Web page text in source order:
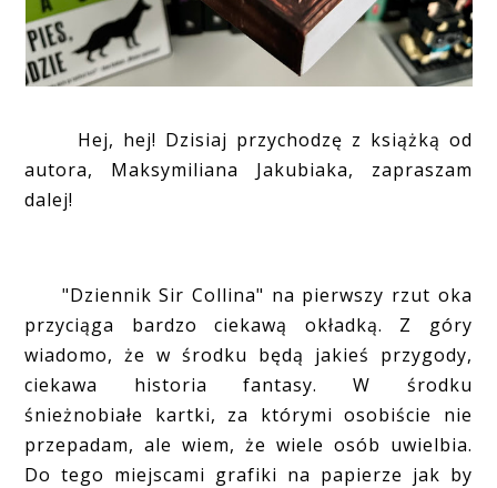
Hej, hej! Dzisiaj przychodzę z książką od
autora, Maksymiliana Jakubiaka, zapraszam
dalej!
"Dziennik Sir Collina" na pierwszy rzut oka
przyciąga bardzo ciekawą okładką. Z góry
wiadomo, że w środku będą jakieś przygody,
ciekawa historia fantasy. W środku
śnieżnobiałe kartki, za którymi osobiście nie
przepadam, ale wiem, że wiele osób uwielbia.
Do tego miejscami grafiki na papierze jak by